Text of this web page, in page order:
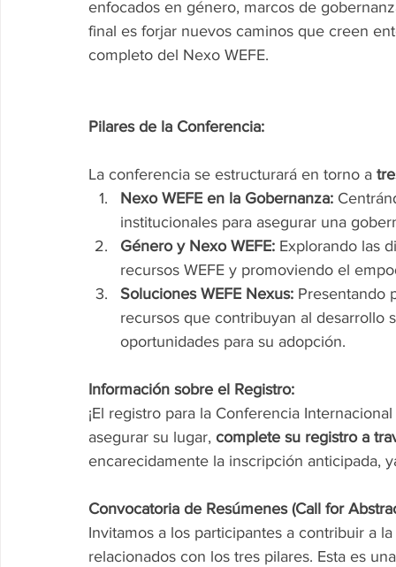
enfocados en género, marcos de
final es forjar nuevos caminos que creen
completo del Nexo WEFE.
Pilares de la Conferencia:
La conferencia se estructurará en torno a
Nexo WEFE en la Gobernanza:
institucionales para asegurar una
Género y Nexo WEFE: Explorando las
recursos WEFE y promoviendo el
Soluciones WEFE Nexus: Presentando
recursos que contribuyan al desarrollo
oportunidades para su adopción.
Información sobre el Registro:
¡El registro para la Conferencia
asegurar su lugar, complete su registro a
encarecidamente la inscripción anticipada,
Convocatoria de Resúmenes (Call for
Invitamos a los participantes a contribuir a
relacionados con los tres pilares. Esta es